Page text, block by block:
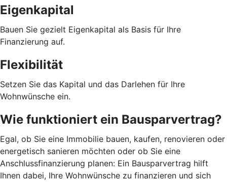
Eigenkapital
Bauen Sie gezielt Eigenkapital als Basis für Ihre
Finanzierung auf.
Flexibilität
Setzen Sie das Kapital und das Darlehen für Ihre
Wohnwünsche ein.
Wie funktioniert ein Bausparvertrag?
Egal, ob Sie eine Immobilie bauen, kaufen, renovieren oder
energetisch sanieren möchten oder ob Sie eine
Anschlussfinanzierung planen: Ein Bausparvertrag hilft
Ihnen dabei, Ihre Wohnwünsche zu finanzieren und sich